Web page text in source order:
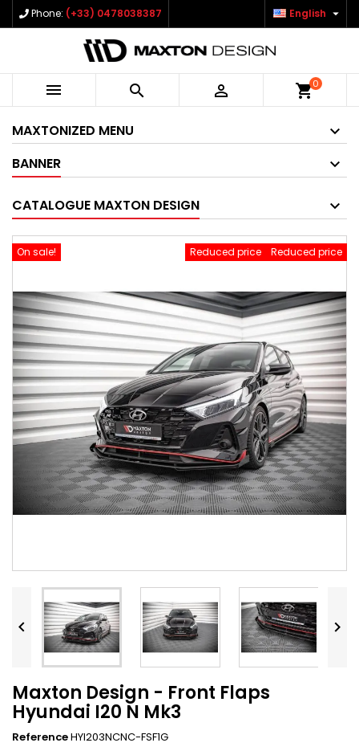
Phone: (+33) 0478038387 English 
   shopping_cart0
MAXTONIZED MENU
BANNER
CATALOGUE MAXTON DESIGN
On sale! Reduced price
Reduced price
 
Maxton Design - Front Flaps
Hyundai I20 N Mk3
ReferenceHYI203NCNC-FSF1G